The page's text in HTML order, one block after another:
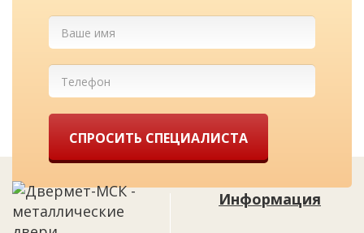
СПРОСИТЬ СПЕЦИАЛИСТА
Информация